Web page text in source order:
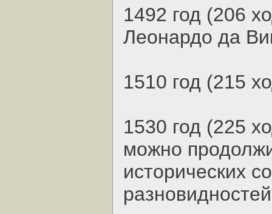
1492 год (206
Леонардо да
1510 год (215
1530 год (225
можно
исторических